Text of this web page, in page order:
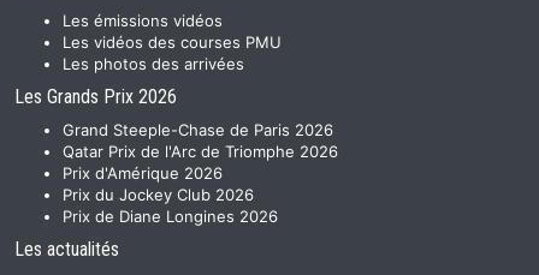
Les émissions vidéos
Les vidéos des courses PMU
Les photos des arrivées
Les Grands Prix 2026
Grand Steeple-Chase de Paris 2026
Qatar Prix de l'Arc de Triomphe 2026
Prix d'Amérique 2026
Prix du Jockey Club 2026
Prix de Diane Longines 2026
Les actualités